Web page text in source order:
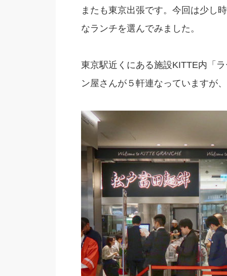
またも東京出張です。今回は少し
なランチを選んでみました。
東京駅近くにある施設KITTE内「
ン屋さんが５軒連なっていますが